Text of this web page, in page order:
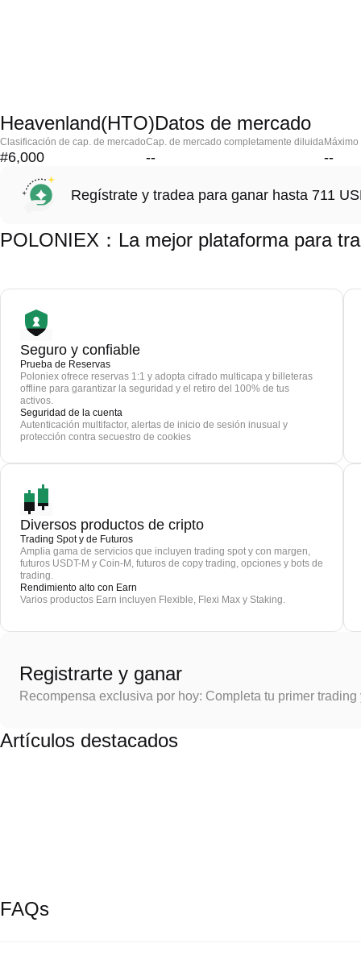
Heavenland(HTO)Datos de mercado
Clasificación de cap. de mercado
#6,000
Cap. de mercado completamente diluida
-- --
Regístrate y tradea para ganar hasta 711
POLONIEX：La mejor plataforma para
Seguro y confiable
Prueba de Reservas
Poloniex ofrece reservas 1:1 y adopta cifrado multicapa y billeteras
offline para garantizar la seguridad y el retiro del 100% de tus
activos.
Seguridad de la cuenta
Autenticación multifactor, alertas de inicio de sesión inusual y
protección contra secuestro de cookies
Diversos productos de cripto
Trading Spot y de Futuros
Amplia gama de servicios que incluyen trading spot y con margen,
futuros USDT-M y Coin-M, futuros de copy trading, opciones y bots de
trading.
Rendimiento alto con Earn
Varios productos Earn incluyen Flexible, Flexi Max y Staking.
Registrarte y ganar
Recompensa exclusiva por hoy: Completa tu primer
Artículos destacados
FAQs